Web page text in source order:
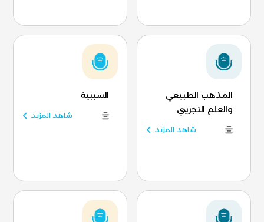
المذهب الطبيعي
والعلم التجريبي
شاهد المزيد
السببية
شاهد المزيد